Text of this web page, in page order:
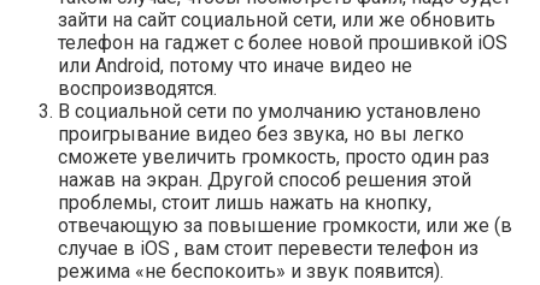
зайти на сайт социальной сети, или же обновить
телефон на гаджет с более новой прошивкой iOS
или Android, потому что иначе видео не
воспроизводятся.
В социальной сети по умолчанию установлено
проигрывание видео без звука, но вы легко
сможете увеличить громкость, просто один раз
нажав на экран. Другой способ решения этой
проблемы, стоит лишь нажать на кнопку,
отвечающую за повышение громкости, или же (в
случае в iOS , вам стоит перевести телефон из
режима «не беспокоить» и звук появится).